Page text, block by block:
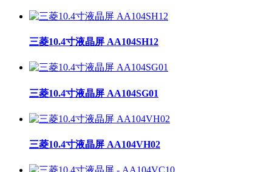
三菱10.4寸液晶屏 AA104SH12
三菱10.4寸液晶屏 AA104SG01
三菱10.4寸液晶屏 AA104VH02